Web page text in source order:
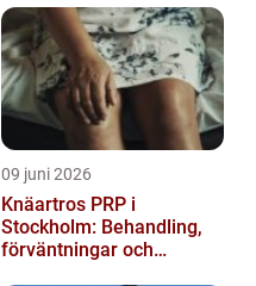
09 juni 2026
Knäartros PRP i
Stockholm: Behandling,
förväntningar och